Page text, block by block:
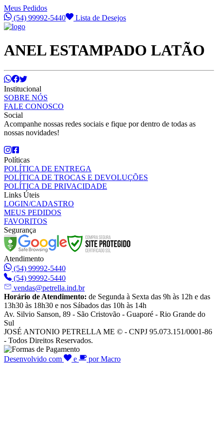
Meus Pedidos
(54) 99992-5440
Lista de Desejos
ANEL ESTAMPADO LATÃO
Institucional
SOBRE NÓS
FALE CONOSCO
Social
Acompanhe nossas redes sociais e fique por dentro de todas as
nossas novidades!
Políticas
POLÍTICA DE ENTREGA
POLÍTICA DE TROCAS E DEVOLUÇÕES
POLÍTICA DE PRIVACIDADE
Links Úteis
LOGIN/CADASTRO
MEUS PEDIDOS
FAVORITOS
Segurança
Atendimento
(54) 99992-5440
(54) 99992-5440
vendas@petrella.ind.br
Horário de Atendimento: de Segunda à Sexta das 9h às 12h e das
13h30 às 18h30 e nos Sábados das 10h às 14h
Av. Silvio Sanson, 89 - São Cristovão - Guaporé - Rio Grande do
Sul
JOSÉ ANTONIO PETRELLA ME © - CNPJ 95.073.151/0001-86
- Todos Direitos Reservados.
Desenvolvido com e por Macro